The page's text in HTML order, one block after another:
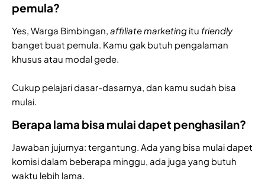
pemula?
Yes, Warga Bimbingan, affiliate marketing itu friendly
banget buat pemula. Kamu gak butuh pengalaman
khusus atau modal gede.
Cukup pelajari dasar-dasarnya, dan kamu sudah bisa
mulai.
Berapa lama bisa mulai dapet penghasilan?
Jawaban jujurnya: tergantung. Ada yang bisa mulai dapet
komisi dalam beberapa minggu, ada juga yang butuh
waktu lebih lama.